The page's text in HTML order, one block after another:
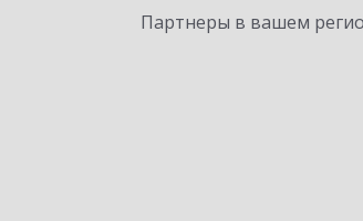
Партнеры в вашем